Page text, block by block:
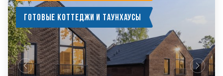
Готовые коттеджи и таунхаусы